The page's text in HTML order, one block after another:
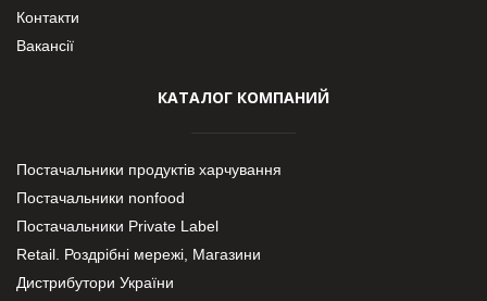
Контакти
Вакансії
КАТАЛОГ КОМПАНИЙ
Постачальники продуктів харчування
Постачальники nonfood
Постачальники Private Label
Retail. Роздрібні мережі, Магазини
Дистрибутори України